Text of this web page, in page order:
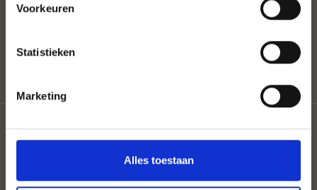
Voorkeuren
Statistieken
Marketing
Alles toestaan
Coloron